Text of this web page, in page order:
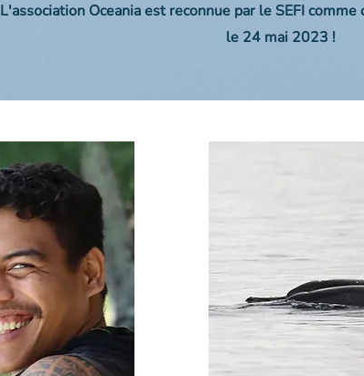
L'association Oceania est reconnue par le SEFI
le 24 mai 2023 !